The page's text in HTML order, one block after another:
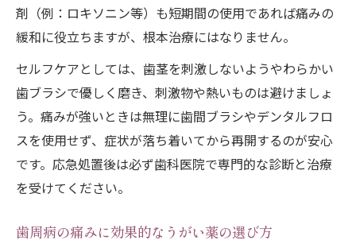
剤（例：ロキソニン等）も短期間の使用であれば痛みの
緩和に役立ちますが、根本治療にはなりません。
セルフケアとしては、歯茎を刺激しないようやわらかい
歯ブラシで優しく磨き、刺激物や熱いものは避けましょ
う。痛みが強いときは無理に歯間ブラシやデンタルフロ
スを使用せず、症状が落ち着いてから再開するのが安心
です。応急処置後は必ず歯科医院で専門的な診断と治療
を受けてください。
歯周病の痛みに効果的なうがい薬の選び方